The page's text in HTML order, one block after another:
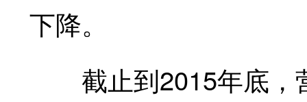
下降。
截止到2015年底，